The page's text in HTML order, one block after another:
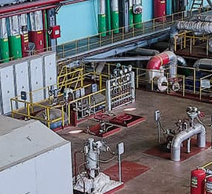
Рязанской ТЭЦ экспертами
ее соответствие требованиям
ключевую роль
ранее системой
на предприятии работ,
стабильность качества
и направленных на повышение